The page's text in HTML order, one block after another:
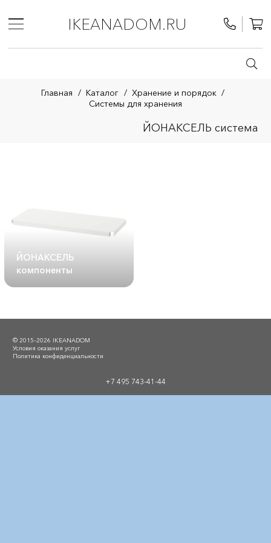
IKEANADOM.RU
Главная / Каталог / Хранение и порядок /
Системы для хранения
ЙОНАКСЕЛЬ система
ЙОНАКСЕЛЬ
компоненты
© 2015–2026 IKEANADOM
Условия оказания услуг
Политика конфиденциальности
+7 495 743-41-44